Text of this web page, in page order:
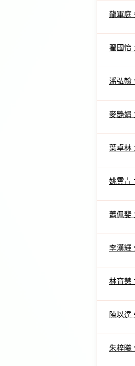
龍軍庭
翟國怡
潘弘翰
麥艷娟
葉卓林
姚雲青
蕭佩斐
李漢輝
林育慧
陳以達
朱梓曦